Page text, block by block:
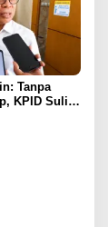
Tanpa
KPID Sulit